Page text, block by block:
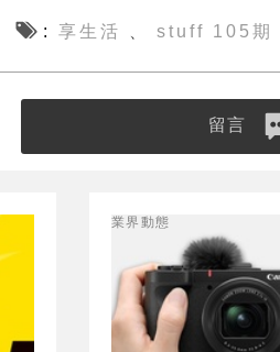
享生活 、stuff 105期
留言
業界動態